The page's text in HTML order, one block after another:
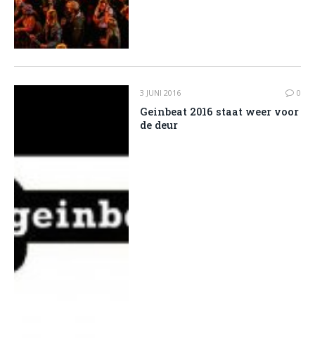
3 JUNI 2016 0
Geinbeat 2016 staat weer voor
de deur